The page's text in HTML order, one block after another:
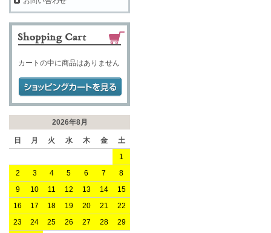
カートの中に商品はありません
2026年8月
日 月 火 水 木 金
土
1
2
3 4 5 6 7
8
9
10 11 12 13 14
15
16
17 18 19 20 21
22
23
24 25 26 27 28
29